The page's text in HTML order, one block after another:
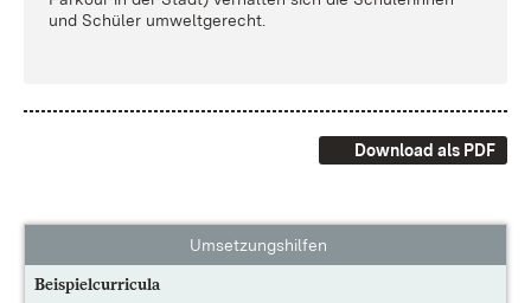
und Schü­ler um­welt­ge­recht.
Download als PDF
Umsetzungshilfen
Beispielcurricula